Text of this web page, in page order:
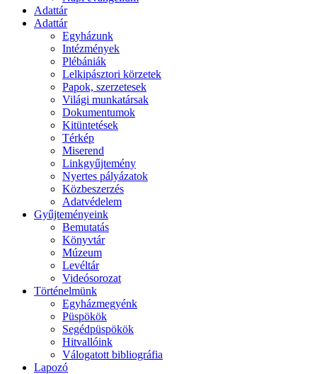
Adattár
Adattár
Egyházunk
Intézmények
Plébániák
Lelkipásztori körzetek
Papok, szerzetesek
Világi munkatársak
Dokumentumok
Kitüntetések
Térkép
Miserend
Linkgyűjtemény
Nyertes pályázatok
Közbeszerzés
Adatvédelem
Gyűjteményeink
Bemutatás
Könyvtár
Múzeum
Levéltár
Videósorozat
Történelmünk
Egyházmegyénk
Püspökök
Segédpüspökök
Hitvallóink
Válogatott bibliográfia
Lapozó